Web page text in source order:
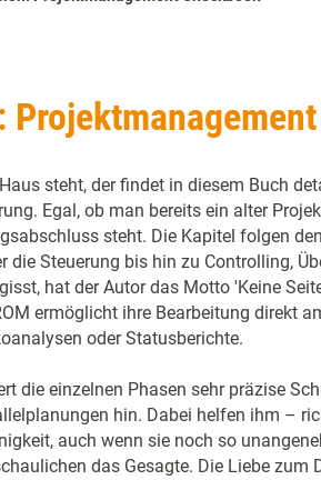
steht, der findet in diesem Buch
Egal, ob man bereits ein alter
steht. Die Kapitel folgen
die Steuerung bis hin zu Controlling,
hat der Autor das Motto 'Keine
ermöglicht ihre Bearbeitung direkt
oder Statusberichte.
die einzelnen Phasen sehr präzise
hin. Dabei helfen ihm –
auch wenn sie noch so
das Gesagte. Die Liebe zum